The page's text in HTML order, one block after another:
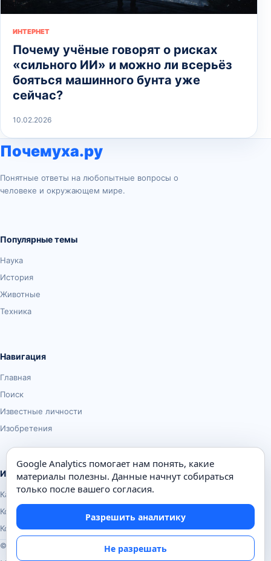
ИНТЕРНЕТ
Почему учёные говорят о рисках
«сильного ИИ» и можно ли всерьёз
бояться машинного бунта уже
сейчас?
10.02.2026
Почемуха.ру
Понятные ответы на любопытные вопросы о
человеке и окружающем мире.
Популярные темы
Наука
История
Животные
Техника
Навигация
Главная
Поиск
Известные личности
Изобретения
Информация
Карта сайта
Контакты
Конфиденциальность
© Почемуха.ру, 2010–2026
Google Analytics помогает нам понять, какие
материалы полезны. Данные начнут собираться
только после вашего согласия.
Разрешить аналитику
Не разрешать